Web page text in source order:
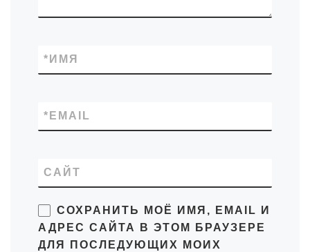
ИМЯ
*
EMAIL
*
САЙТ
СОХРАНИТЬ МОЁ ИМЯ, EMAIL И
АДРЕС САЙТА В ЭТОМ БРАУЗЕРЕ
ДЛЯ ПОСЛЕДУЮЩИХ МОИХ